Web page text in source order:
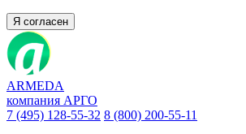
Я согласен
ARMEDA
компания АРГО
7 (495) 128-55-32 8 (800) 200-55-11